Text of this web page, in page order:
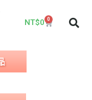
NT$0 0